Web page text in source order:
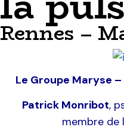
Rennes –
Le Groupe Maryse –
Patrick Monribot,
membre de